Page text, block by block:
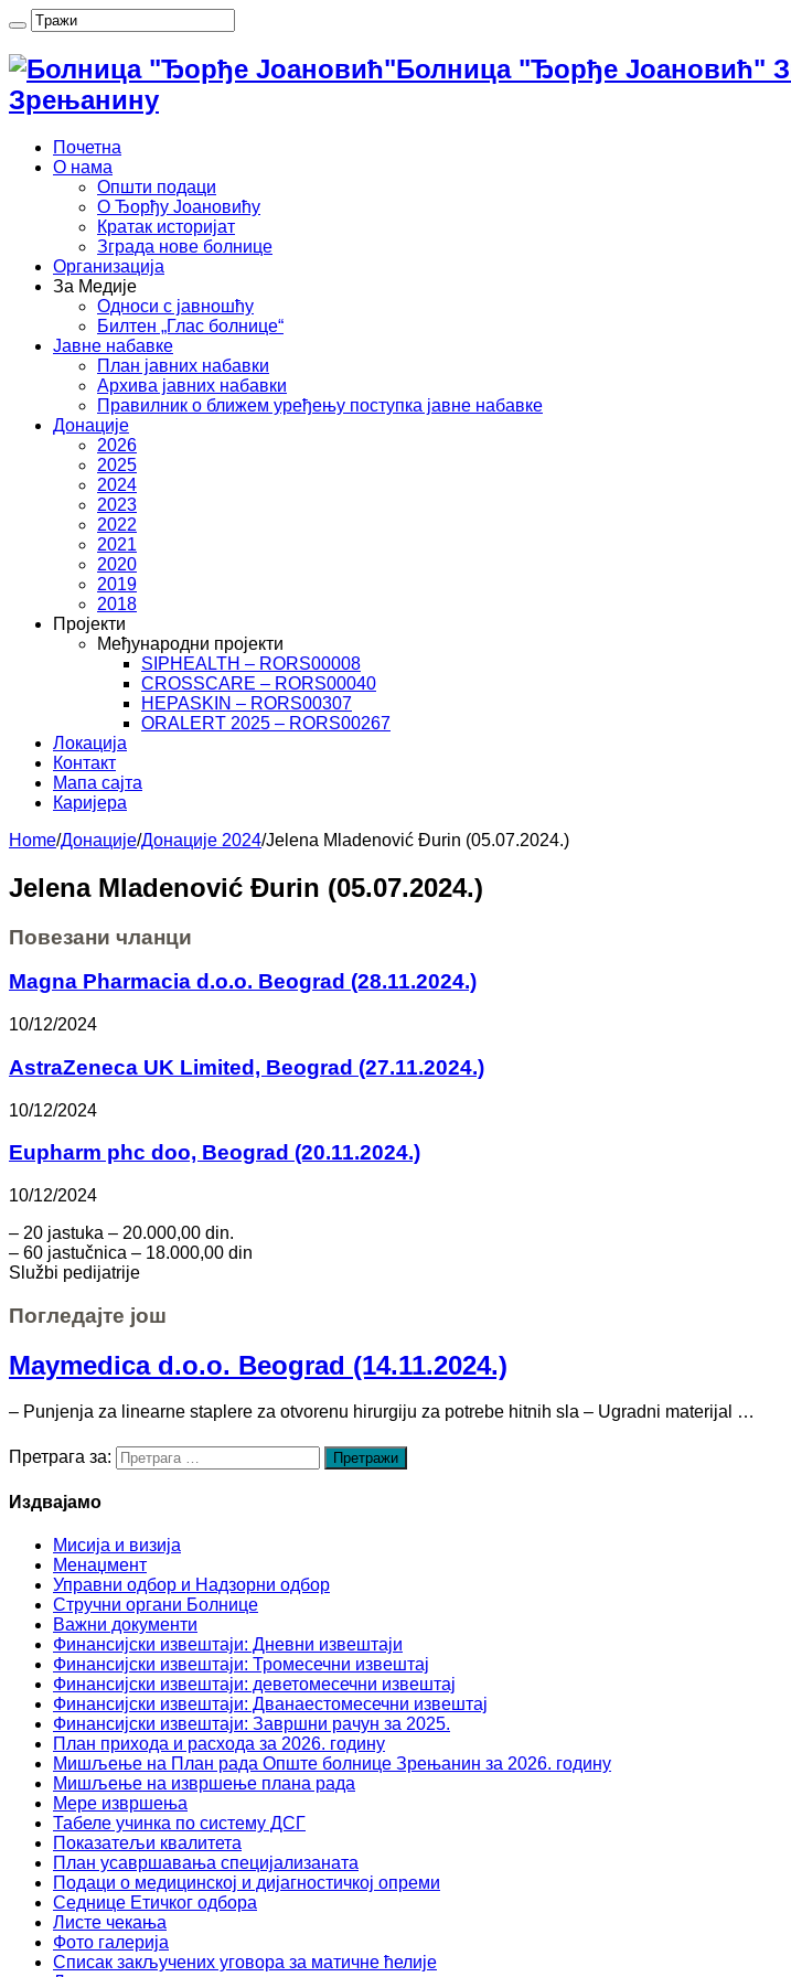
Болница "Ђорђе Јоановић"
Зрењанину
Почетна
О нама
Општи подаци
О Ђорђу Јоановићу
Кратак историјат
Зграда нове болнице
Организација
За Медије
Односи с јавношћу
Билтен „Глас болнице“
Јавне набавке
План јавних набавки
Архива јавних набавки
Правилник о ближем уређењу поступка јавне набавке
Донације
2026
2025
2024
2023
2022
2021
2020
2019
2018
Пројекти
Међународни пројекти
SIPHEALTH – RORS00008
CROSSCARE – RORS00040
HEPASKIN – RORS00307
ORALERT 2025 – RORS00267
Локација
Контакт
Мапа сајта
Каријера
Home/Донације/Донације 2024/Jelena Mladenović Đurin (05.07.2024.)
Jelena Mladenović Đurin (05.07.2024.)
Повезани чланци
Magna Pharmacia d.o.o. Beograd (28.11.2024.)
10/12/2024
AstraZeneca UK Limited, Beograd (27.11.2024.)
10/12/2024
Eupharm phc doo, Beograd (20.11.2024.)
10/12/2024
– 20 jastuka – 20.000,00 din.
– 60 jastučnica – 18.000,00 din
Službi pedijatrije
Погледајте још
Maymedica d.o.o. Beograd (14.11.2024.)
– Punjenja za linearne staplere za otvorenu hirurgiju za potrebe hitnih sla – Ugradni materijal …
Претрага за:
Издвајамо
Мисија и визија
Менаџмент
Управни одбор и Надзорни одбор
Стручни органи Болнице
Важни документи
Финансијски извештаји: Дневни извештаји
Финансијски извештаји: Тромесечни извештај
Финансијски извештаји: деветомесечни извештај
Финансијски извештаји: Дванаестомесечни извештај
Финансијски извештаји: Завршни рачун за 2025.
План прихода и расхода за 2026. годину
Мишљење на План рада Опште болнице Зрењанин за 2026. годину
Мишљење на извршење плана рада
Мере извршења
Табеле учинка по систему ДСГ
Показатељи квалитета
План усавршавања специјализаната
Подаци о медицинској и дијагностичкој опреми
Седнице Етичког одбора
Листе чекања
Фото галерија
Списак закључених уговора за матичне ћелије